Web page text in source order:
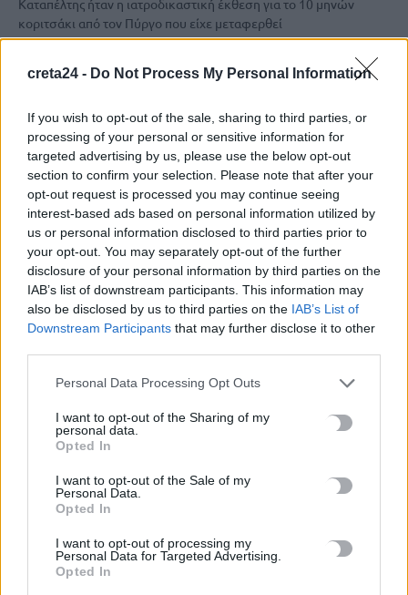
creta24 - Do Not Process My Personal Information
If you wish to opt-out of the sale, sharing to third parties, or
processing of your personal or sensitive information for
targeted advertising by us, please use the below opt-out
section to confirm your selection. Please note that after your
opt-out request is processed you may continue seeing
interest-based ads based on personal information utilized by
us or personal information disclosed to third parties prior to
your opt-out. You may separately opt-out of the further
disclosure of your personal information by third parties on the
IAB’s list of downstream participants. This information may
also be disclosed by us to third parties on the IAB’s List of
Downstream Participants that may further disclose it to other
Personal Data Processing Opt Outs
I want to opt-out of the Sharing of my
personal data.
Opted In
I want to opt-out of the Sale of my
Personal Data.
Opted In
I want to opt-out of processing my
Personal Data for Targeted Advertising.
Opted In
Καταπέλτης ήταν η ιατροδικαστική έκθεση για το 10 μηνών
κοριτσάκι από τον Πύργο που είχε μεταφερθεί
στο Καραμανδάνειο Νοσοκομείο στην Πάτρα με εγκαύματα,
ΡΟΗ ΕΙΔΗΣΕΩΝ
Παρατείνονται τα προληπτικά μέτρα στην Κρήτη για την
ευλογιά των αιγοπροβάτων
6 Αυγούστου, 2026
Έκτακτο επίδομα παιδιού: Ποιοι πάνε ταμείο
6 Αυγούστου, 2026
ΟΠΕΚΑ: Νέα πληρωμή στις 7 Αυγούστου για τρίτεκνες και
πολύτεκνες οικογένειες
Χρίστος Δήμας: «Προχωρούν τα έργα σε όλο το μήκος του
6 Αυγούστου, 2026
Λιμάνι Ηρακλείου: Έμπλεξε ο κάβος στην προπέλα του
πλοίου – Περιπέτεια για 704 επιβάτες